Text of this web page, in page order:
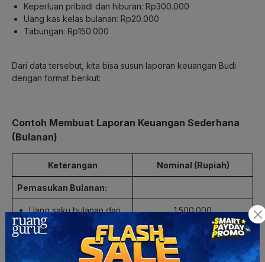
Keperluan pribadi dan hiburan: Rp300.000
Uang kas kelas bulanan: Rp20.000
Tabungan: Rp150.000
Dari data tersebut, kita bisa susun laporan keuangan Budi
dengan format berikut:
Contoh Membuat Laporan Keuangan Sederhana
(Bulanan)
Keterangan Nominal (Rupiah)
Pemasukan Bulanan:
Uang saku bulanan dari
orang tua
1.500.000
Total Pemasukan
Bulanan:
1.500.000